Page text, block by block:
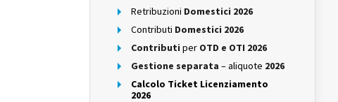
Retribuzioni Domestici 2026
Contributi Domestici 2026
Contributi per OTD e OTI 2026
Gestione separata – aliquote 2026
Calcolo Ticket Licenziamento
2026